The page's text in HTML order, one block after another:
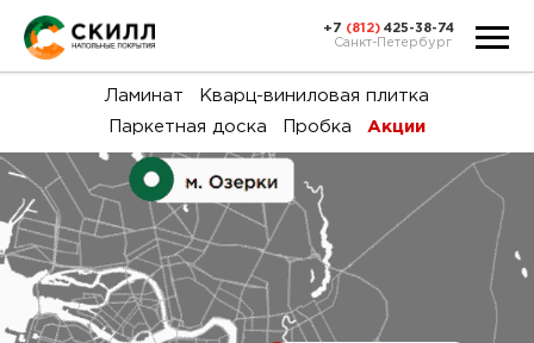
+7 (812) 425-38-74
Санкт-Петербург
Ламинат
Кварц-виниловая плитка
Паркетная доска
Пробка Акции